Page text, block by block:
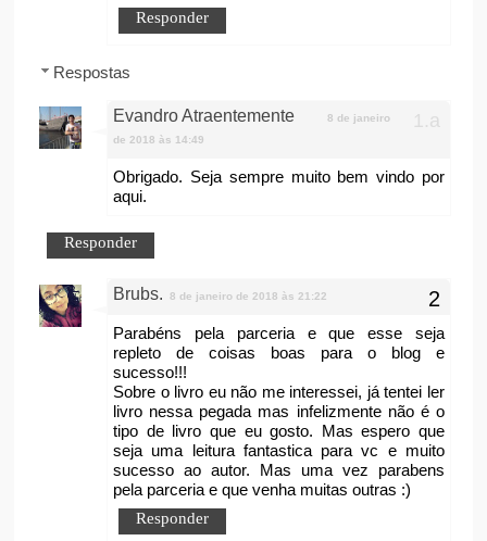
Responder
Respostas
Evandro Atraentemente
8 de janeiro
de 2018 às 14:49
Obrigado. Seja sempre muito bem vindo por
aqui.
Responder
Brubs. 8 de janeiro de 2018 às 21:22
Parabéns pela parceria e que esse seja
repleto de coisas boas para o blog e
sucesso!!!
Sobre o livro eu não me interessei, já tentei ler
livro nessa pegada mas infelizmente não é o
tipo de livro que eu gosto. Mas espero que
seja uma leitura fantastica para vc e muito
sucesso ao autor. Mas uma vez parabens
pela parceria e que venha muitas outras :)
Responder